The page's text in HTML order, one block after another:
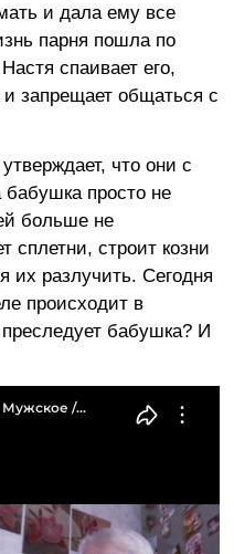
и дала ему все
парня пошла по
спаивает его,
запрещает общаться с
что они с
просто не
больше не
сплетни, строит козни
их разлучить. Сегодня
происходит в
бабушка? И